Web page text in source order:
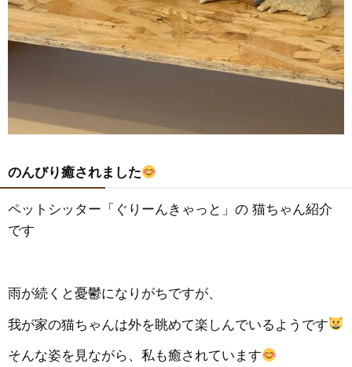
のんびり癒されました
ペットシッター「ぐりーんきゃっと」の 猫ちゃん紹介
です
雨が続くと憂鬱になりがちですが、
我が家の猫ちゃんは外を眺めて楽しんでいるようです
そんな姿を見ながら、私も癒されています